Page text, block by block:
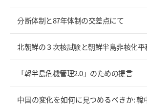
分断体制と87年体制の交差点にて
北朝鮮の３次核試験と朝鮮半島非核化
「韓半島危機管理2.0」のための提言
中国の変化を如何に見つめるべきか: 韓